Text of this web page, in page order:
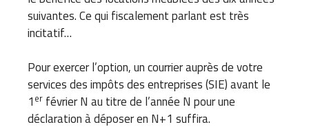
suivantes. Ce qui fiscalement parlant est très
incitatif…
Pour exercer l’option, un courrier auprès de votre
services des impôts des entreprises (SIE) avant le
1 er février N au titre de l’année N pour une
déclaration à déposer en N+1 suffira.